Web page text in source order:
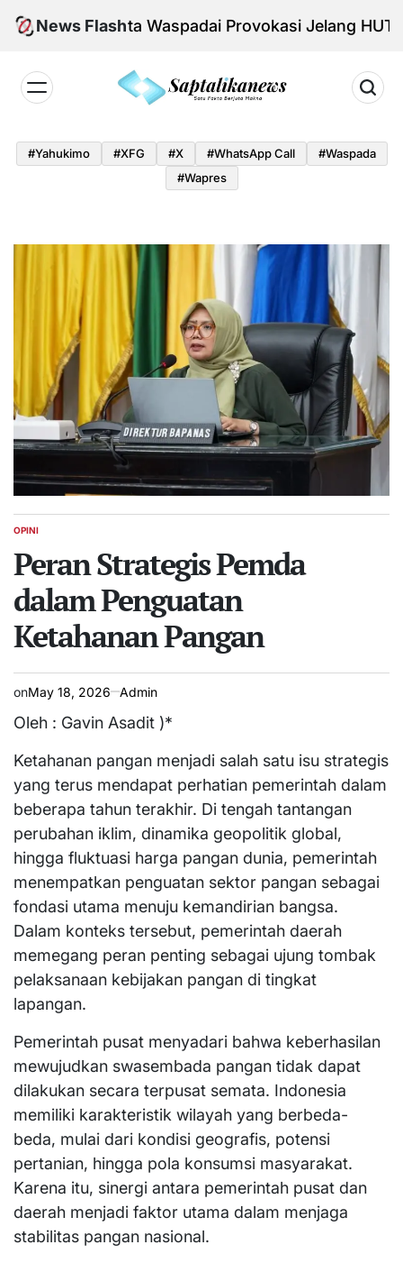
Skip
News Flash
Diminta Waspadai Provokasi Jelang HUT RI
#yahukimo #XFG #x #WhatsApp Call
#waspada
#Wapres
POSTED
OPINI
Peran Strategis Pemda
dalam Penguatan
Ketahanan Pangan
onMay 18, 2026 Admin
Oleh : Gavin Asadit )*
Ketahanan pangan menjadi salah satu isu strategis
yang terus mendapat perhatian pemerintah dalam
beberapa tahun terakhir. Di tengah tantangan
perubahan iklim, dinamika geopolitik global,
hingga fluktuasi harga pangan dunia, pemerintah
menempatkan penguatan sektor pangan sebagai
fondasi utama menuju kemandirian bangsa.
Dalam konteks tersebut, pemerintah daerah
memegang peran penting sebagai ujung tombak
pelaksanaan kebijakan pangan di tingkat
lapangan.
Pemerintah pusat menyadari bahwa keberhasilan
mewujudkan swasembada pangan tidak dapat
dilakukan secara terpusat semata. Indonesia
memiliki karakteristik wilayah yang berbeda-
beda, mulai dari kondisi geografis, potensi
pertanian, hingga pola konsumsi masyarakat.
Karena itu, sinergi antara pemerintah pusat dan
daerah menjadi faktor utama dalam menjaga
stabilitas pangan nasional.